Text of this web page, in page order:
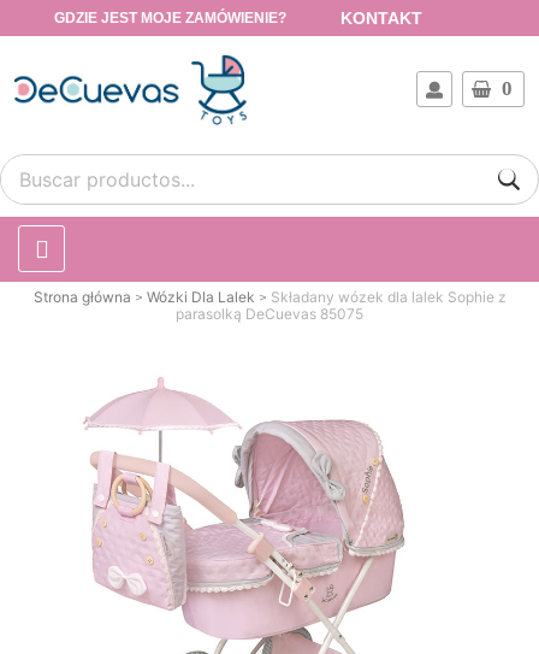
GDZIE JEST MOJE ZAMÓWIENIE? KONTAKT
0
Strona główna Wózki Dla Lalek
Składany wózek dla lalek Sophie z
parasolką DeCuevas 85075